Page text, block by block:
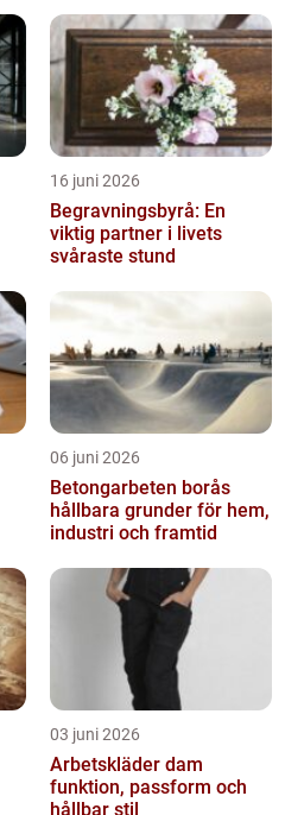
16 juni 2026
Begravningsbyrå: En
viktig partner i livets
svåraste stund
06 juni 2026
Betongarbeten borås
hållbara grunder för hem,
industri och framtid
03 juni 2026
Arbetskläder dam
funktion, passform och
hållbar stil